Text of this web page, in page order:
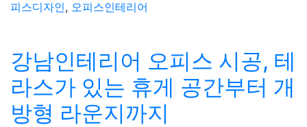
피스디자인, 오피스인테리어
강남인테리어 오피스 시공, 테
라스가 있는 휴게 공간부터 개
방형 라운지까지